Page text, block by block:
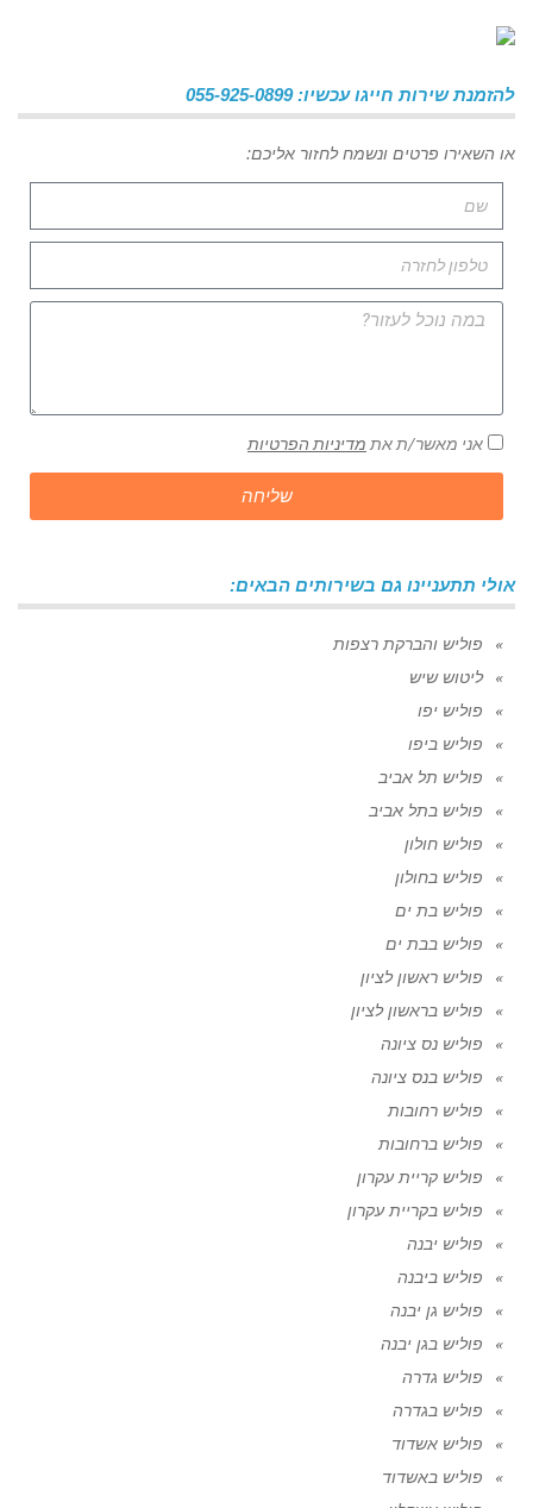
להזמנת שירות חייגו עכשיו: 055-925-0899
או השאירו פרטים ונשמח לחזור אליכם:
אני מאשר/ת את מדיניות הפרטיות
שליחה
אולי תתעניינו גם בשירותים הבאים:
פוליש והברקת רצפות
ליטוש שיש
פוליש יפו
פוליש ביפו
פוליש תל אביב
פוליש בתל אביב
פוליש חולון
פוליש בחולון
פוליש בת ים
פוליש בבת ים
פוליש ראשון לציון
פוליש בראשון לציון
פוליש נס ציונה
פוליש בנס ציונה
פוליש רחובות
פוליש ברחובות
פוליש קריית עקרון
פוליש בקריית עקרון
פוליש יבנה
פוליש ביבנה
פוליש גן יבנה
פוליש בגן יבנה
פוליש גדרה
פוליש בגדרה
פוליש אשדוד
פוליש באשדוד